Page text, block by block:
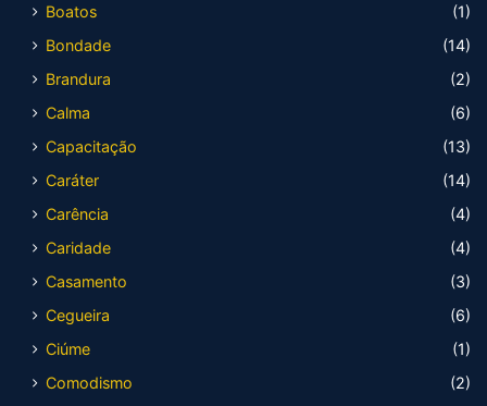
Boatos
(1)
Bondade
(14)
Brandura
(2)
Calma
(6)
Capacitação
(13)
Caráter
(14)
Carência
(4)
Caridade
(4)
Casamento
(3)
Cegueira
(6)
Ciúme
(1)
Comodismo
(2)